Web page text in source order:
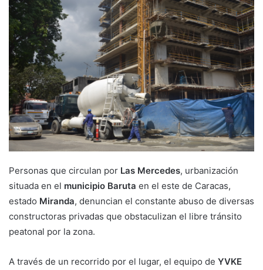
Personas que circulan por Las Mercedes, urbanización
situada en el municipio Baruta en el este de Caracas,
estado Miranda, denuncian el constante abuso de diversas
constructoras privadas que obstaculizan el libre tránsito
peatonal por la zona.
A través de un recorrido por el lugar, el equipo de YVKE